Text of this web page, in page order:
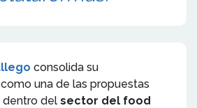
consolida su
una de las propuestas
dentro del sector del food